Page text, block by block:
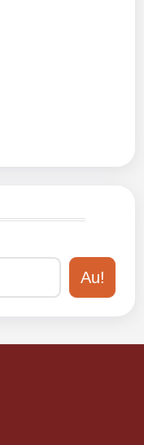
Au!